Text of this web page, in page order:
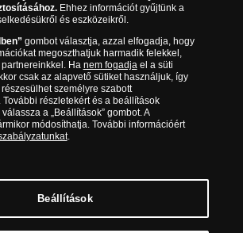
957944, Adószám: 23275395-2-41 A Társaság a
Engedélyezési Hivatal Nemesfémvizsgáló és
(1089 Budapest, Bláthy Ottó utca 3-5.)
Ehhez információt gyűjtünk a
és eszközeikről.
gombot választja, azzal elfogadja, hogy
megoszthatjuk harmadik felekkel,
Ha nem fogadjael a süti
csak az alapvető sütiket használjuk, így
személyre szabott
részletekért és a beállítások
a „Beállítások” gombot. A
módosíthatja. További információért
.
Beállítások